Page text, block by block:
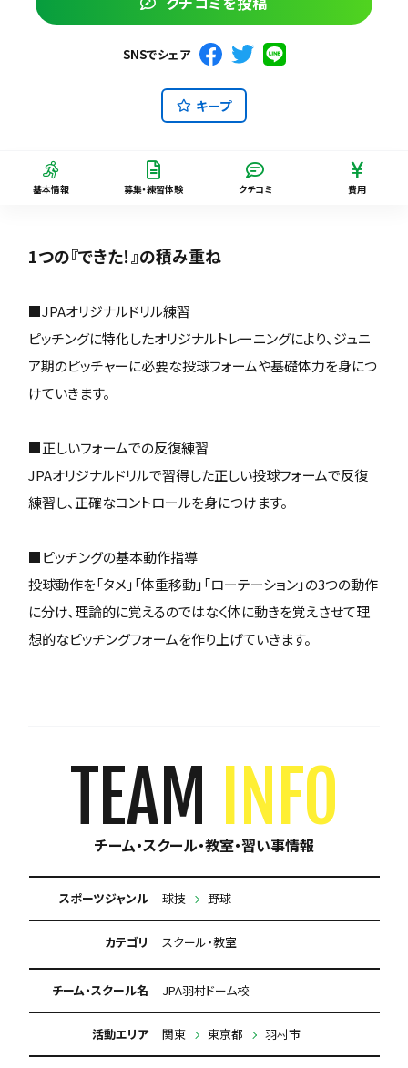
SNSでシェア
キープ
基本情報 募集・練習体験 クチコミ 費用
1つの『できた！』の積み重ね
■JPAオリジナルドリル練習
ピッチングに特化したオリジナルトレーニングにより、ジュニ
ア期のピッチャーに必要な投球フォームや基礎体力を身につ
けていきます。
■正しいフォームでの反復練習
JPAオリジナルドリルで習得した正しい投球フォームで反復
練習し、正確なコントロールを身につけます。
■ピッチングの基本動作指導
投球動作を「タメ」「体重移動」「ローテーション」の3つの動作
に分け、理論的に覚えるのではなく体に動きを覚えさせて理
想的なピッチングフォームを作り上げていきます。
TEAM INFO
チーム・スクール・教室・習い事情報
スポーツジャンル 球技 野球
カテゴリ スクール・教室
チーム・スクール名 JPA羽村ドーム校
活動エリア 関東 東京都 羽村市